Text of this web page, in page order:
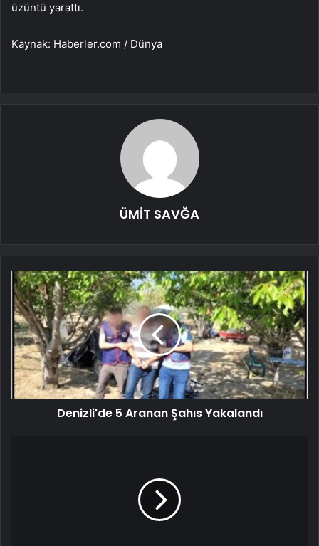
üzüntü yarattı.
Kaynak: Haberler.com / Dünya
ÜMİT SAVĞA
Denizli'de 5 Aranan Şahıs Yakalandı